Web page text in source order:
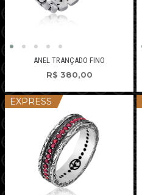
ANEL TRANÇADO FINO
R$ 380,00
EXPRESS